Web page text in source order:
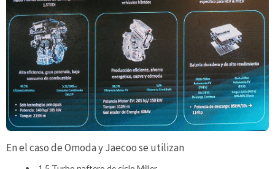
En el caso de Omoda y Jaecoo se utilizan